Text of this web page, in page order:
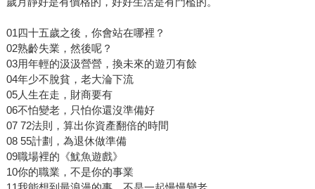
01四十五歲之後，你會站在哪裡？
02熟齡失業，然後呢？
03用年輕的汲汲營營，換未來的遊刃有餘
04年少不脫貧，老大淪下流
05人生在走，財商要有
06不怕變老，只怕你還沒準備好
07 72法則，算出你資產翻倍的時間
08 55計劃，為退休做準備
09職場裡的《魷魚遊戲》
10你的職業，不是你的事業